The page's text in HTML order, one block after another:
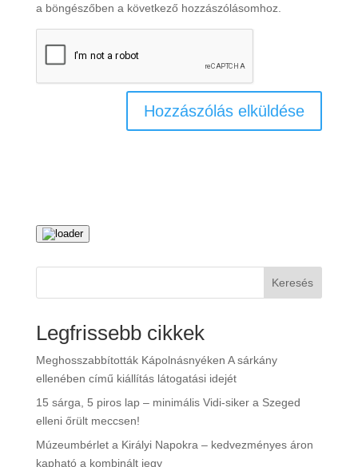
a böngészőben a következő hozzászólásomhoz.
Keresés
Legfrissebb cikkek
Meghosszabbították Kápolnásnyéken A sárkány
ellenében című kiállítás látogatási idejét
15 sárga, 5 piros lap – minimális Vidi-siker a Szeged
elleni őrült meccsen!
Múzeumbérlet a Királyi Napokra – kedvezményes áron
kapható a kombinált jegy